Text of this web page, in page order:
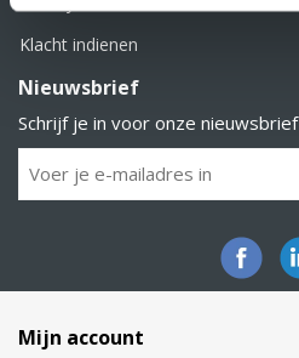
Klacht indienen
Nieuwsbrief
Schrijf je in voor onze nieuwsbrief
Mijn account